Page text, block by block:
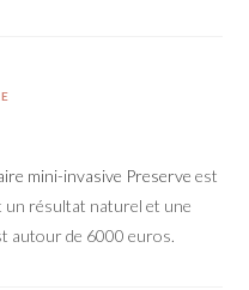
mini-invasive Preserve est
un résultat naturel et une
autour de 6000 euros.